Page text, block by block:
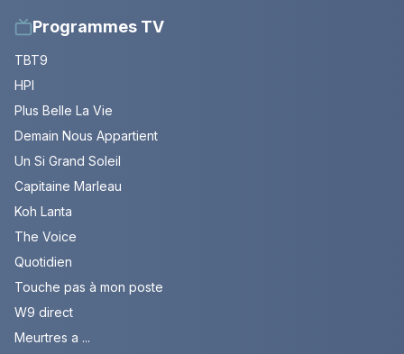
Programmes TV
TBT9
HPI
Plus Belle La Vie
Demain Nous Appartient
Un Si Grand Soleil
Capitaine Marleau
Koh Lanta
The Voice
Quotidien
Touche pas à mon poste
W9 direct
Meurtres a ...